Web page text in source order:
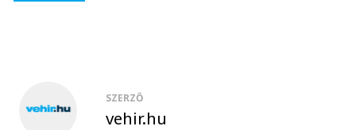
SZERZŐ
vehir.hu